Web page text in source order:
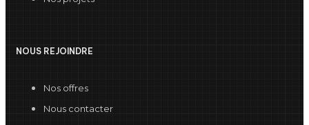
NOUS REJOINDRE
Nos offres
Nous contacter